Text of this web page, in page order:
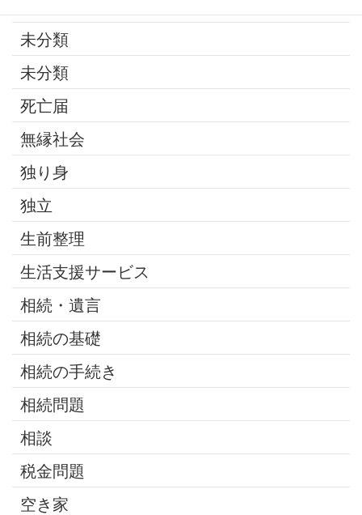
未分類
未分類
死亡届
無縁社会
独り身
独立
生前整理
生活支援サービス
相続・遺言
相続の基礎
相続の手続き
相続問題
相談
税金問題
空き家